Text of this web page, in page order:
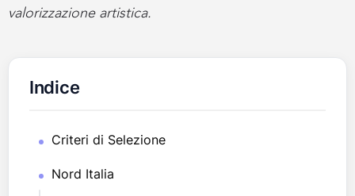
valorizzazione artistica.
Indice
Criteri di Selezione
Nord Italia